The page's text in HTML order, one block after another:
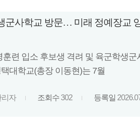
군사학교 방문… 미래 정예장교
련 입소 후보생 격려 및 육군학생
대학교(총장 이동현)는 7월
리자 조회수302 등록일